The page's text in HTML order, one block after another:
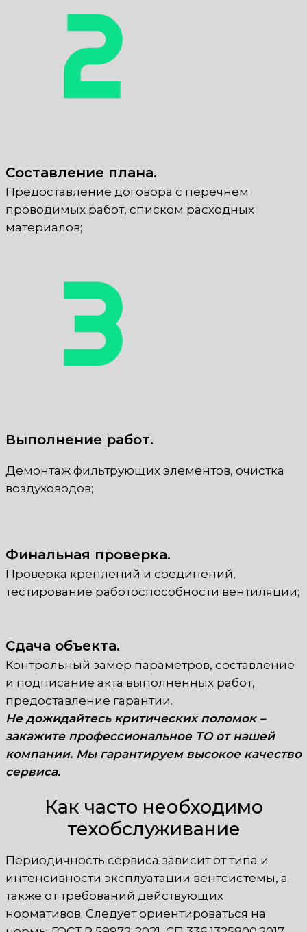
Составление плана.
Предоставление договора с перечнем
проводимых работ, списком расходных
материалов;
Выполнение работ.
Демонтаж фильтрующих элементов, очистка
воздуховодов;
Финальная проверка.
Проверка креплений и соединений,
тестирование работоспособности вентиляции;
Сдача объекта.
Контрольный замер параметров, составление
и подписание акта выполненных работ,
предоставление гарантии.
Не дожидайтесь критических поломок –
закажите профессиональное ТО от нашей
компании. Мы гарантируем высокое качество
сервиса.
Как часто необходимо
техобслуживание
Периодичность сервиса зависит от типа и
интенсивности эксплуатации вентсистемы, а
также от требований действующих
нормативов. Следует ориентироваться на